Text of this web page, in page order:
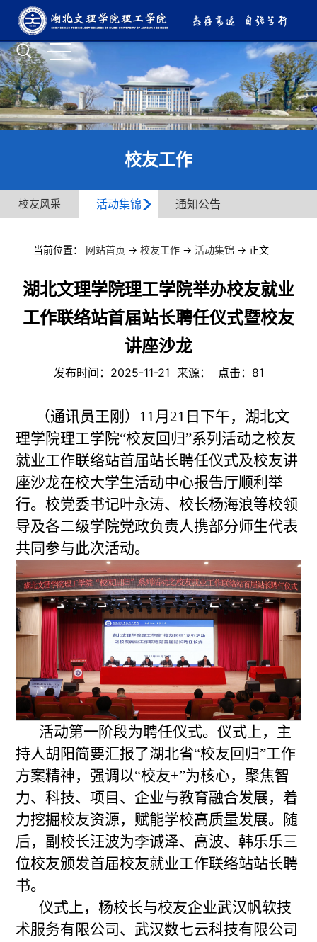
校友工作
校友风采 活动集锦 通知公告
当前位置： 网站首页 ->校友工作 ->活动集锦 -> 正文
湖北文理学院理工学院举办校友就业
工作联络站首届站长聘任仪式暨校友
讲座沙龙
发布时间：2025-11-21 来源： 点击： 81
（通讯员王刚）11月21日下午，湖北文
理学院理工学院“校友回归”系列活动之校友
就业工作联络站首届站长聘任仪式及校友讲
座沙龙在校大学生活动中心报告厅顺利举
行。校党委书记叶永涛、校长杨海浪等校领
导及各二级学院党政负责人携部分师生代表
共同参与此次活动。
活动第一阶段为聘任仪式。仪式上，主
持人胡阳简要汇报了湖北省“校友回归”工作
方案精神，强调以“校友+”为核心，聚焦智
力、科技、项目、企业与教育融合发展，着
力挖掘校友资源，赋能学校高质量发展。随
后，副校长汪波为李诚泽、高波、韩乐乐三
位校友颁发首届校友就业工作联络站站长聘
书。
仪式上，杨校长与校友企业武汉帆软技
术服务有限公司、武汉数七云科技有限公司